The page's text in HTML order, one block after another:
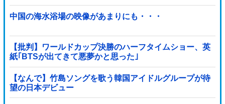
中国の海水浴場の映像があまりにも・・・
【批判】ワールドカップ決勝のハーフタイムショー、英
紙｢BTSが出てきて悪夢かと思った｣
【なんで】竹島ソングを歌う韓国アイドルグループが待
望の日本デビュー